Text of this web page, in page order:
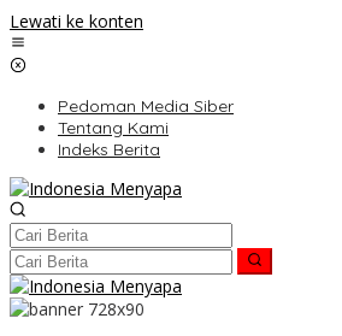
Lewati ke konten
Pedoman Media Siber
Tentang Kami
Indeks Berita